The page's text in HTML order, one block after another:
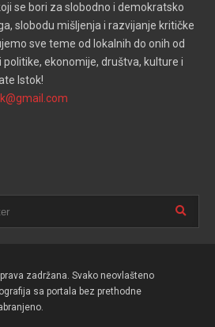
se bori za slobodno i demokratsko
slobodu mišljenja i razvijanje kritičke
sve teme od lokalnih do onih od
ekonomije, društva, kulture i
Istok!
zadržana. Svako neovlašteno
sa portala bez prethodne